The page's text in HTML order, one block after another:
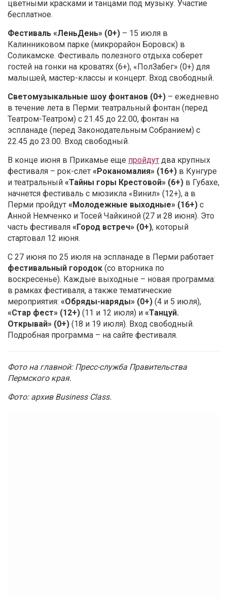
цветными красками и танцами под музыку. Участие
бесплатное.
Фестиваль «ЛеньДень» (0+) – 15 июля в
Калинниковом парке (микрорайон Боровск) в
Соликамске. Фестиваль полезного отдыха соберет
гостей на гонки на кроватях (6+), «ПолЗабег» (0+) для
малышей, мастер-классы и концерт. Вход свободный.
Светомузыкальные шоу фонтанов (0+) – ежедневно
в течение лета в Перми: театральный фонтан (перед
Театром-Театром) с 21.45 до 22.00, фонтан на
эспланаде (перед Законодательным Собранием) с
22.45 до 23.00. Вход свободный.
В конце июня в Прикамье еще пройдут два крупных
фестиваля – рок-слет «Роканомалия» (16+) в Кунгуре
и театральный «Тайны горы Крестовой» (6+) в Губахе,
начнется фестиваль с мюзикла «Винил» (12+), а в
Перми пройдут «Молодежные выходные» (16+) с
Анной Немченко и Тосей Чайкиной (27 и 28 июня). Это
часть фестиваля «Город встреч» (0+), который
стартовал 12 июня.
С 27 июня по 25 июля на эспланаде в Перми работает
фестивальный городок (со вторника по
воскресенье). Каждые выходные – новая программа:
в рамках фестиваля, а также тематические
мероприятия: «Обряды-наряды» (0+) (4 и 5 июля),
«Стар фест» (12+) (11 и 12 июля) и «Танцуй.
Открывай» (0+) (18 и 19 июля). Вход свободный.
Подробная программа – на сайте фестиваля.
Фото на главной: Пресс-служба Правительства
Пермского края.
Фото: архив Business Class.